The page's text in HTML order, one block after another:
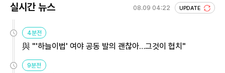
실시간 뉴스 08.09 04:22 UPDATE
4분전
與 "'하늘이법' 여야 공동 발의 괜찮아…그것이 협치"
9분전